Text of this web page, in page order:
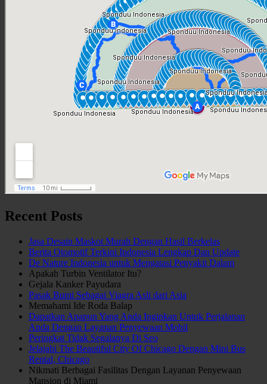
Recent Posts
Jasa Desain Maskot Murah Dengan Hasil Berkelas
Berita Otomotif Terkini Indonesia Lengkap Dan Update
De Nature Indonesia untuk Mengatasi Penyakit Dalam
Apakah Turbin Ventilator Itu?
Gejala Kanker Payudara
Pasak Bumi Sebagai Viagra Asli dari Asia
Memahami Ide Roda Balap
Dapatkan Apapun Yang Anda Inginkan Untuk Perjalanan
Anda Dengan Layanan Penyewaan Mobil
Peringkat Tidak Segalanya Di Seo
Jelajahi The Beautiful City Of Chicago Dengan Mini Bus
Rental, Chicago
Nikmati Berbagai Fasilitas Dengan Layanan Penyewaan
Mansion di Miami